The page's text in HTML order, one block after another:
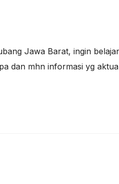
Jawa Barat, ingin
dan mhn informasi yg